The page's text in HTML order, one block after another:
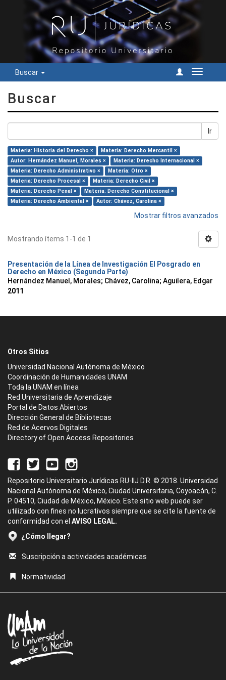
Buscar
Cambiar
Buscar
Ir
Materia: Historia del Derecho ×
Materia: Derecho Mercantil ×
Autor: Hernández Manuel, Morales ×
Materia: Derecho Internacional ×
Materia: Derecho Administrativo ×
Materia: Otro ×
Materia: Derecho Procesal ×
Materia: Derecho Civil ×
Materia: Derecho Penal ×
Materia: Derecho Constitucional ×
Materia: Derecho Ambiental ×
Autor: Chávez, Carolina ×
Mostrar filtros avanzados
Mostrando ítems 1-1 de 1
Presentación de la Línea de Investigación El Posgrado en
Derecho en México (Segunda Parte)
Hernández Manuel, Morales; Chávez, Carolina; Aguilera, Edgar
2011
Otros Sitios
Universidad Nacional Autónoma de México
Coordinación de Humanidades UNAM
Toda la UNAM en línea
Red Universitaria de Aprendizaje
Portal de Datos Abiertos
Dirección General de Bibliotecas
Red de Acervos Digitales
Directory of Open Access Repositories
Repositorio Universitario Jurídicas RU-IIJ D.R. © 2018. Universidad
Nacional Autónoma de México, Ciudad Universitaria, Coyoacán, C.
P. 04510, Ciudad de México, México. Este sitio web puede ser
utilizado con fines no lucrativos siempre que se cite la fuente de
conformidad con el AVISO LEGAL.
¿Cómo llegar?
Suscripción a actividades académicas
Normatividad